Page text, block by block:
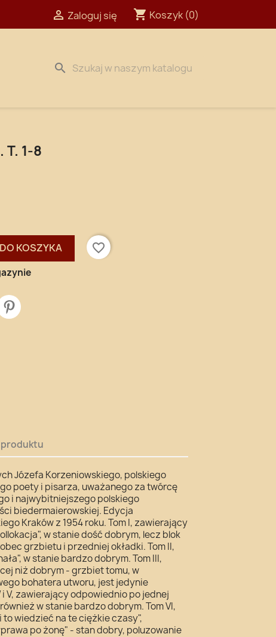
 Zaloguj się shopping_cart Koszyk (0)
search
T. 1-8
KOSZYKA
favorite_border
produktu
Józefa Korzeniowskiego, polskiego
poety i pisarza, uważanego za twórcę
i najwybitniejszego polskiego
biedermaierowskiej. Edycja
Kraków z 1954 roku. Tom I, zawierający
w stanie dość dobrym, lecz blok
grzbietu i przedniej okładki. Tom II,
w stanie bardzo dobrym. Tom III,
niż dobrym - grzbiet tomu, w
bohatera utworu, jest jedynie
V, zawierający odpowiednio po jednej
w stanie bardzo dobrym. Tom VI,
wiedzieć na te ciężkie czasy",
po żonę" - stan dobry, poluzowanie